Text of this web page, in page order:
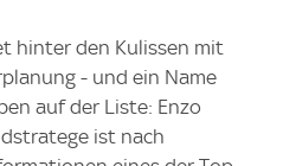
hinter den Kulissen mit
- und ein Name
auf der Liste: Enzo
ist nach